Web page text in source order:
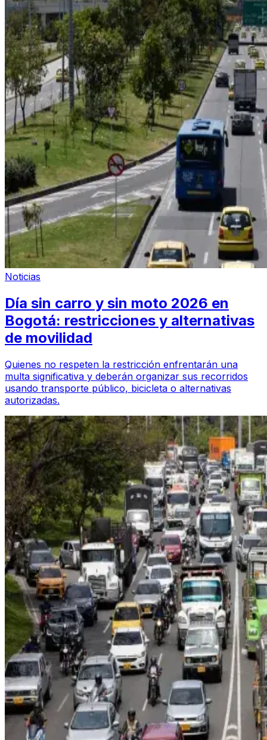
Noticias
Día sin carro y sin moto 2026 en
Bogotá: restricciones y alternativas
de movilidad
Quienes no respeten la restricción enfrentarán una
multa significativa y deberán organizar sus recorridos
usando transporte público, bicicleta o alternativas
autorizadas.